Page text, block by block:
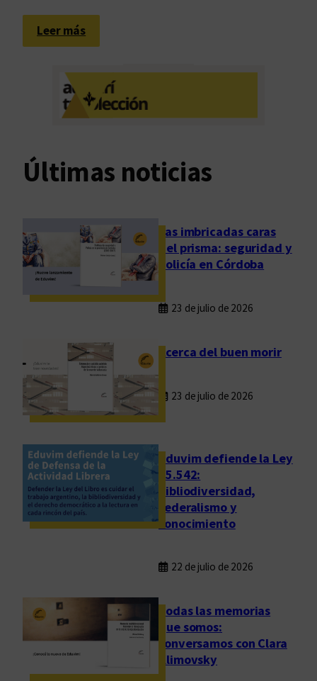
l
u
d
Leer más:
L
e
m
i
u
e
d
e
l
b
o
e
n
l
a
t
Últimas noticias
Las imbricadas caras
del prisma: seguridad y
policía en Córdoba
23 de julio de 2026
Acerca del buen morir
23 de julio de 2026
Eduvim defiende la Ley
25.542:
bibliodiversidad,
federalismo y
conocimiento
22 de julio de 2026
Todas las memorias
que somos:
conversamos con Clara
Klimovsky